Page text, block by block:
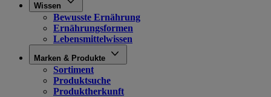
Wissen
Bewusste Ernährung
Ernährungsformen
Lebensmittelwissen
Marken & Produkte
Sortiment
Produktsuche
Produktherkunft